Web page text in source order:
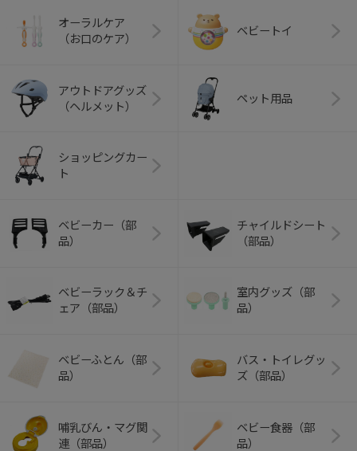
オーラルケア
（お口のケア）
ベビートイ
アウトドアグッズ
（ヘルメット）
ペット用品
ショッピングカー
ト
ベビーカー（部
品）
チャイルドシート
（部品）
ベビーラック＆チ
ェア（部品）
室内グッズ（部
品）
ベビーふとん（部
品）
バス・トイレグッ
ズ（部品）
哺乳びん・マグ関
連（部品）
ベビー食器（部
品）